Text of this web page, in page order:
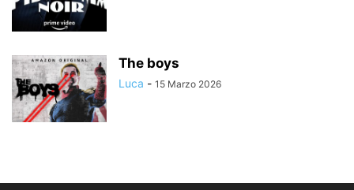
The boys
Luca - 15 Marzo 2026